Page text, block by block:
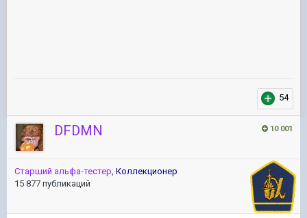
54
10 001
DFDMN
Старший альфа-тестер, Коллекционер
15 877 публикаций